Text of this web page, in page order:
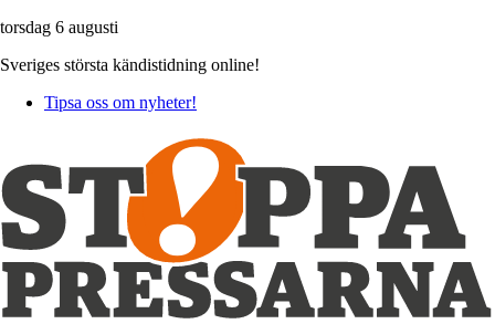
torsdag 6 augusti
Sveriges största kändistidning online!
Tipsa oss om nyheter!